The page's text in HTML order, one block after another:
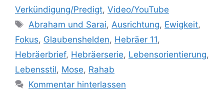
Verkündigung/Predigt, Video/YouTube
Schlagwörter
Abraham und Sarai, Ausrichtung, Ewigkeit,
Fokus, Glaubenshelden, Hebräer 11,
Hebräerbrief, Hebräerserie, Lebensorientierung,
Lebensstil, Mose, Rahab
Kommentar hinterlassen